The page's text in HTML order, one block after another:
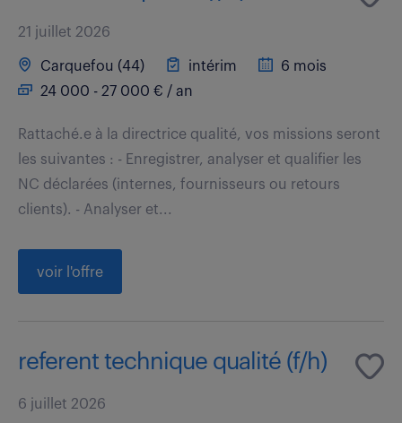
21 juillet 2026
Carquefou (44) intérim
6 mois
24 000 - 27 000 € / an
Rattaché.e à la directrice qualité, vos missions seront
les suivantes : - Enregistrer, analyser et qualifier les
NC déclarées (internes, fournisseurs ou retours
clients). - Analyser et...
voir l'offre
referent technique qualité (f/h)
6 juillet 2026